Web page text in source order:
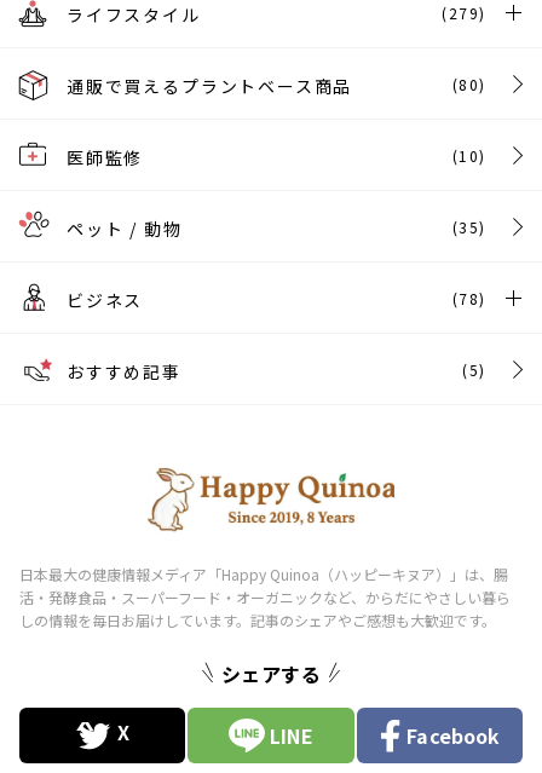
ライフスタイル (279)
通販で買えるプラントベース商品 (80)
医師監修 (10)
ペット / 動物 (35)
ビジネス (78)
おすすめ記事 (5)
シェアする
LINE Facebook